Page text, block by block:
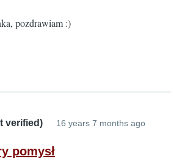
pozdrawiam :)
verified) 16 years 7 months ago
pomysł